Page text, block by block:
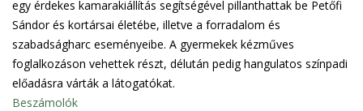
egy érdekes kamarakiállítás segítségével pillanthattak be Petőfi
Sándor és kortársai életébe, illetve a forradalom és
szabadságharc eseményeibe. A gyermekek kézműves
foglalkozáson vehettek részt, délután pedig hangulatos színpadi
előadásra várták a látogatókat.
Beszámolók